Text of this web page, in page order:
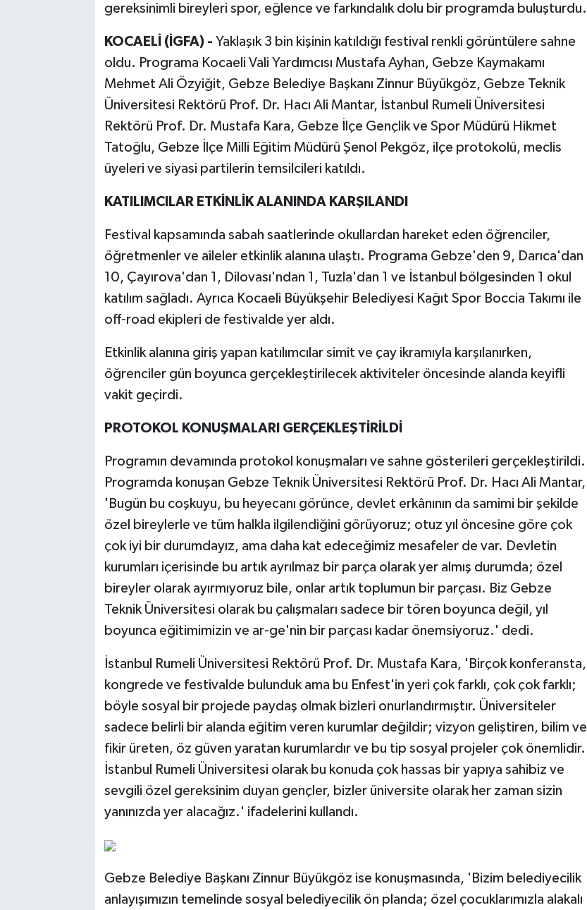
gereksinimli bireyleri spor, eğlence ve farkındalık dolu bir programda buluşturdu.
KOCAELİ (İGFA) - Yaklaşık 3 bin kişinin katıldığı festival renkli görüntülere sahne
oldu. Programa Kocaeli Vali Yardımcısı Mustafa Ayhan, Gebze Kaymakamı
Mehmet Ali Özyiğit, Gebze Belediye Başkanı Zinnur Büyükgöz, Gebze Teknik
Üniversitesi Rektörü Prof. Dr. Hacı Ali Mantar, İstanbul Rumeli Üniversitesi
Rektörü Prof. Dr. Mustafa Kara, Gebze İlçe Gençlik ve Spor Müdürü Hikmet
Tatoğlu, Gebze İlçe Milli Eğitim Müdürü Şenol Pekgöz, ilçe protokolü, meclis
üyeleri ve siyasi partilerin temsilcileri katıldı.
KATILIMCILAR ETKİNLİK ALANINDA KARŞILANDI
Festival kapsamında sabah saatlerinde okullardan hareket eden öğrenciler,
öğretmenler ve aileler etkinlik alanına ulaştı. Programa Gebze'den 9, Darıca'dan
10, Çayırova'dan 1, Dilovası'ndan 1, Tuzla'dan 1 ve İstanbul bölgesinden 1 okul
katılım sağladı. Ayrıca Kocaeli Büyükşehir Belediyesi Kağıt Spor Boccia Takımı ile
off-road ekipleri de festivalde yer aldı.
Etkinlik alanına giriş yapan katılımcılar simit ve çay ikramıyla karşılanırken,
öğrenciler gün boyunca gerçekleştirilecek aktiviteler öncesinde alanda keyifli
vakit geçirdi.
PROTOKOL KONUŞMALARI GERÇEKLEŞTİRİLDİ
Programın devamında protokol konuşmaları ve sahne gösterileri gerçekleştirildi.
Programda konuşan Gebze Teknik Üniversitesi Rektörü Prof. Dr. Hacı Ali Mantar,
'Bugün bu coşkuyu, bu heyecanı görünce, devlet erkânının da samimi bir şekilde
özel bireylerle ve tüm halkla ilgilendiğini görüyoruz; otuz yıl öncesine göre çok
çok iyi bir durumdayız, ama daha kat edeceğimiz mesafeler de var. Devletin
kurumları içerisinde bu artık ayrılmaz bir parça olarak yer almış durumda; özel
bireyler olarak ayırmıyoruz bile, onlar artık toplumun bir parçası. Biz Gebze
Teknik Üniversitesi olarak bu çalışmaları sadece bir tören boyunca değil, yıl
boyunca eğitimimizin ve ar-ge'nin bir parçası kadar önemsiyoruz.' dedi.
İstanbul Rumeli Üniversitesi Rektörü Prof. Dr. Mustafa Kara, 'Birçok konferansta,
kongrede ve festivalde bulunduk ama bu Enfest'in yeri çok farklı, çok çok farklı;
böyle sosyal bir projede paydaş olmak bizleri onurlandırmıştır. Üniversiteler
sadece belirli bir alanda eğitim veren kurumlar değildir; vizyon geliştiren, bilim ve
fikir üreten, öz güven yaratan kurumlardır ve bu tip sosyal projeler çok önemlidir.
İstanbul Rumeli Üniversitesi olarak bu konuda çok hassas bir yapıya sahibiz ve
sevgili özel gereksinim duyan gençler, bizler üniversite olarak her zaman sizin
yanınızda yer alacağız.' ifadelerini kullandı.
Gebze Belediye Başkanı Zinnur Büyükgöz ise konuşmasında, 'Bizim belediyecilik
anlayışımızın temelinde sosyal belediyecilik ön planda; özel çocuklarımızla alakalı